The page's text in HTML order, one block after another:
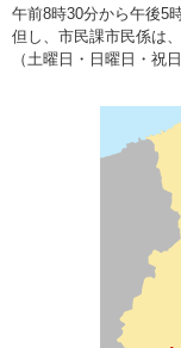
午前8時30分から午後5
但し、市民課市民係は
（土曜日・日曜日・祝